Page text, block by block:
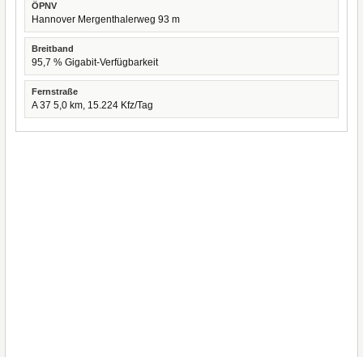
ÖPNV
Hannover Mergenthalerweg 93 m
Breitband
95,7 % Gigabit-Verfügbarkeit
Fernstraße
A 37 5,0 km, 15.224 Kfz/Tag